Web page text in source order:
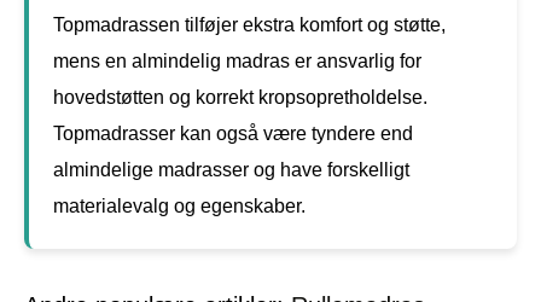
Topmadrassen tilføjer ekstra komfort og støtte,
mens en almindelig madras er ansvarlig for
hovedstøtten og korrekt kropsopretholdelse.
Topmadrasser kan også være tyndere end
almindelige madrasser og have forskelligt
materialevalg og egenskaber.